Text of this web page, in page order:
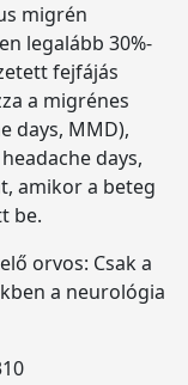
migrén
legalább 30%-
fejfájás
a migrénes
days, MMD),
days,
amikor a beteg
be.
orvos: Csak a
a neurológia